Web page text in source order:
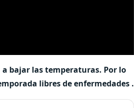
bajar las temperaturas. Por lo
libres de enfermedades .